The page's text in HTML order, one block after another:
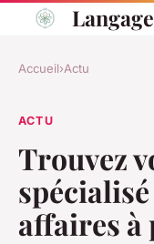
Accueil›Actu
ACTU
Trouvez
affaires à